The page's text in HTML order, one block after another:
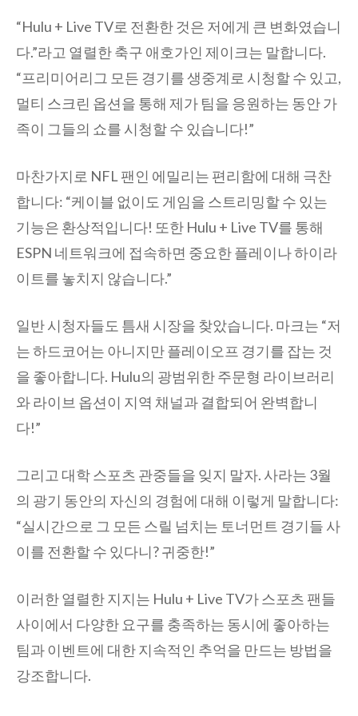
“Hulu + Live TV로 전환한 것은 저에게 큰 변화였습니
다.”라고 열렬한 축구 애호가인 제이크는 말합니다.
“프리미어리그 모든 경기를 생중계로 시청할 수 있고,
멀티 스크린 옵션을 통해 제가 팀을 응원하는 동안 가
족이 그들의 쇼를 시청할 수 있습니다!”
마찬가지로 NFL 팬인 에밀리는 편리함에 대해 극찬
합니다: “케이블 없이도 게임을 스트리밍할 수 있는
기능은 환상적입니다! 또한 Hulu + Live TV를 통해
ESPN 네트워크에 접속하면 중요한 플레이나 하이라
이트를 놓치지 않습니다.”
일반 시청자들도 틈새 시장을 찾았습니다. 마크는 “저
는 하드코어는 아니지만 플레이오프 경기를 잡는 것
을 좋아합니다. Hulu의 광범위한 주문형 라이브러리
와 라이브 옵션이 지역 채널과 결합되어 완벽합니
다!”
그리고 대학 스포츠 관중들을 잊지 말자. 사라는 3월
의 광기 동안의 자신의 경험에 대해 이렇게 말합니다:
“실시간으로 그 모든 스릴 넘치는 토너먼트 경기들 사
이를 전환할 수 있다니? 귀중한!”
이러한 열렬한 지지는 Hulu + Live TV가 스포츠 팬들
사이에서 다양한 요구를 충족하는 동시에 좋아하는
팀과 이벤트에 대한 지속적인 추억을 만드는 방법을
강조합니다.